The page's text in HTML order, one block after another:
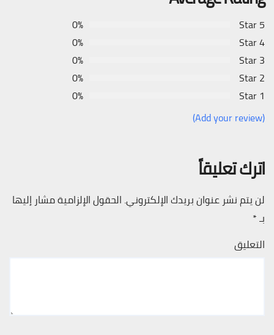
5 Star
0%
4 Star
0%
3 Star
0%
2 Star
0%
1 Star
0%
(Add your review)
اترك تعليقاً
لن يتم نشر عنوان بريدك الإلكتروني. الحقول الإلزامية مشار إليها
بـ*
التعليق